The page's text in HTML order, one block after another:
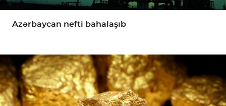
Azərbaycan nefti bahalaşıb